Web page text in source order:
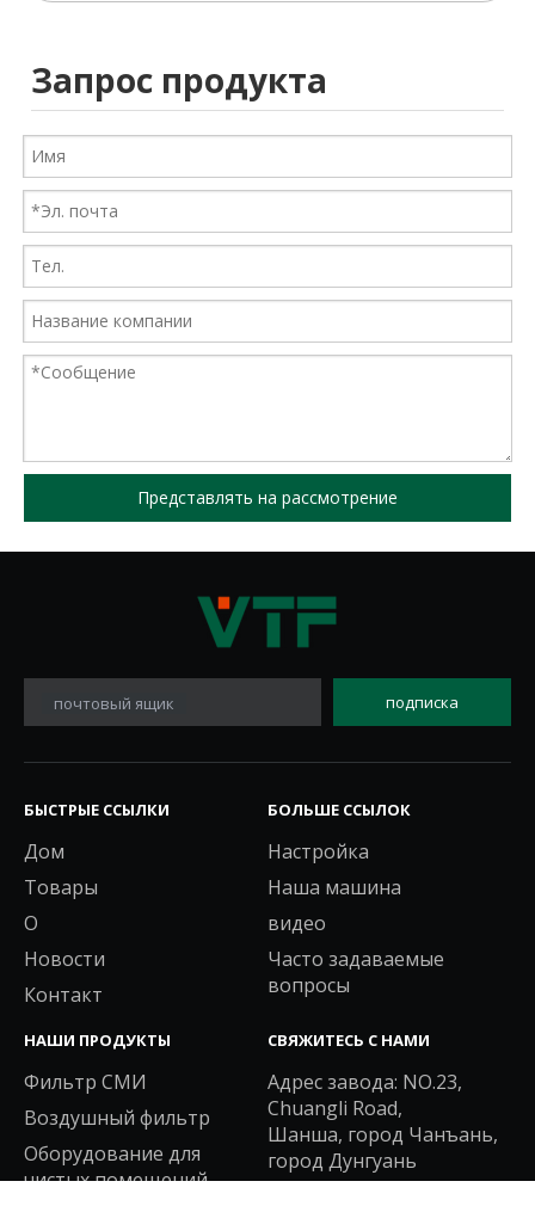
Запрос продукта
Представлять на рассмотрение
почтовый ящик подписка
БЫСТРЫЕ ССЫЛКИ
Дом
Товары
О
Новости
Контакт
БОЛЬШЕ ССЫЛОК
Настройка
Наша машина
видео
Часто задаваемые
вопросы
НАШИ ПРОДУКТЫ
Фильтр СМИ
Воздушный фильтр
Оборудование для
чистых помещений
СВЯЖИТЕСЬ С НАМИ
Адрес завода: NO.23,
Chuangli Road,
Шанша, город Чанъань,
город Дунгуань